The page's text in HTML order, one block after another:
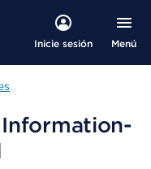
Inicie sesión Menú